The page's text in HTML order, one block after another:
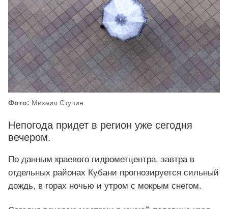
Фото: Михаил Ступин
Непогода придет в регион уже сегодня
вечером.
По данным краевого гидрометцентра, завтра в
отдельных районах Кубани прогнозируется сильный
дождь, в горах ночью и утром с мокрым снегом.